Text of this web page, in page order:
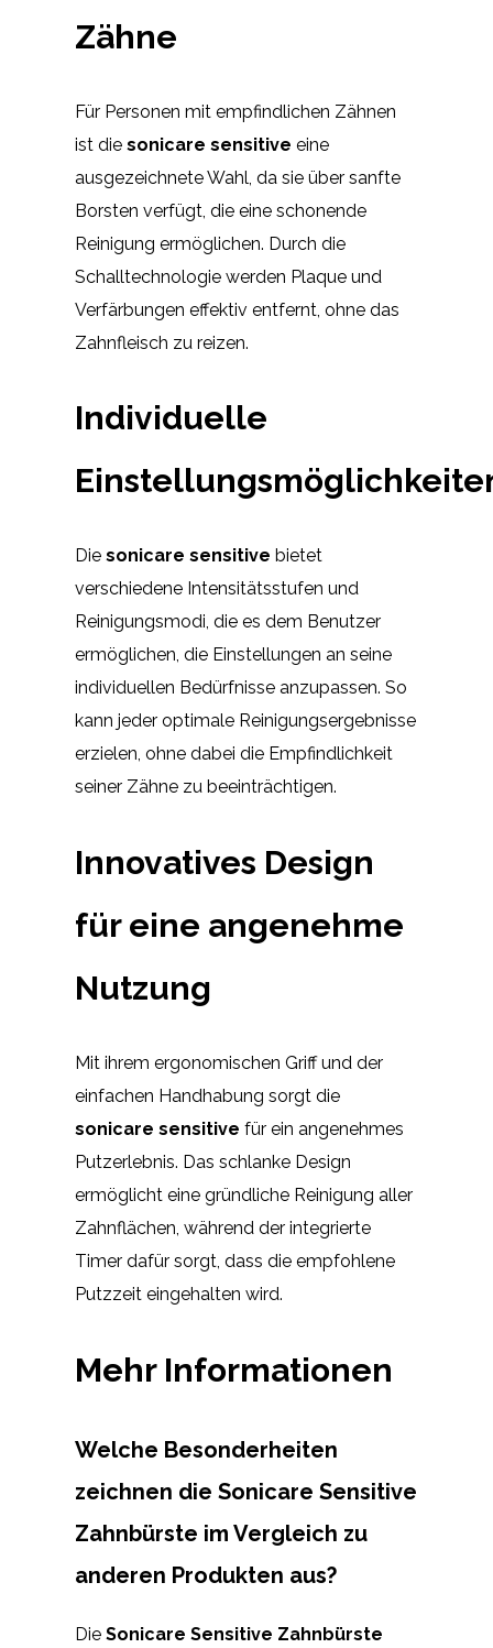
Zähne
Für Personen mit empfindlichen Zähnen
ist die sonicare sensitive eine
ausgezeichnete Wahl, da sie über sanfte
Borsten verfügt, die eine schonende
Reinigung ermöglichen. Durch die
Schalltechnologie werden Plaque und
Verfärbungen effektiv entfernt, ohne das
Zahnfleisch zu reizen.
Individuelle
Die sonicare sensitive bietet
verschiedene Intensitätsstufen und
Reinigungsmodi, die es dem Benutzer
ermöglichen, die Einstellungen an seine
individuellen Bedürfnisse anzupassen. So
kann jeder optimale Reinigungsergebnisse
erzielen, ohne dabei die Empfindlichkeit
seiner Zähne zu beeinträchtigen.
Innovatives Design
für eine angenehme
Nutzung
Mit ihrem ergonomischen Griff und der
einfachen Handhabung sorgt die
sonicare sensitive für ein angenehmes
Putzerlebnis. Das schlanke Design
ermöglicht eine gründliche Reinigung aller
Zahnflächen, während der integrierte
Timer dafür sorgt, dass die empfohlene
Putzzeit eingehalten wird.
Mehr Informationen
Welche Besonderheiten
zeichnen die Sonicare Sensitive
Zahnbürste im Vergleich zu
anderen Produkten aus?
Die Sonicare Sensitive Zahnbürste